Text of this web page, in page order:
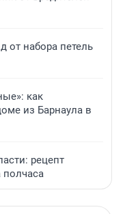
от набора петель
как
из Барнаула в
рецепт
полчаса